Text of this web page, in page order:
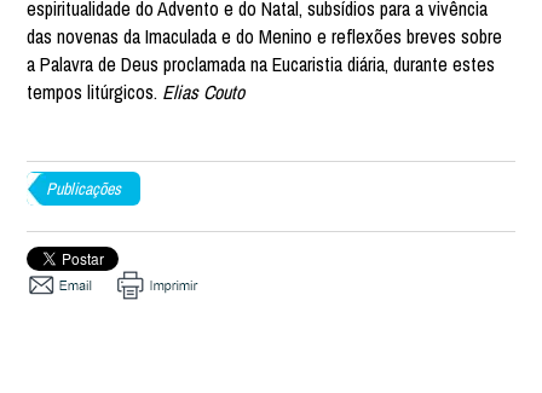
espiritualidade do Advento e do Natal, subsídios para a vivência
das novenas da Imaculada e do Menino e reflexões breves sobre
a Palavra de Deus proclamada na Eucaristia diária, durante estes
tempos litúrgicos. Elias Couto
Publicações